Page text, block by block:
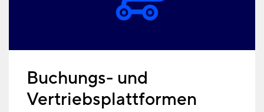
Buchungs- und
Vertriebsplattformen